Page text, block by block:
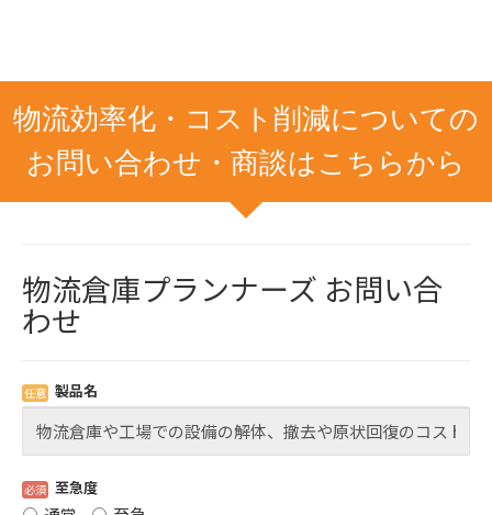
物流効率化・コスト削減についての
お問い合わせ・商談はこちらから